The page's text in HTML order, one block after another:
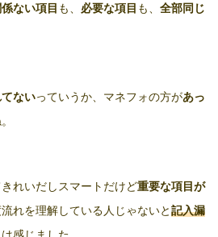
係ない項目 も、 必要な項目 も、 全部同じ
ないっていうか、マネフォの方があっ
れいだしスマートだけど重要な項目が
れを理解している人じゃないと記入漏
感じました。